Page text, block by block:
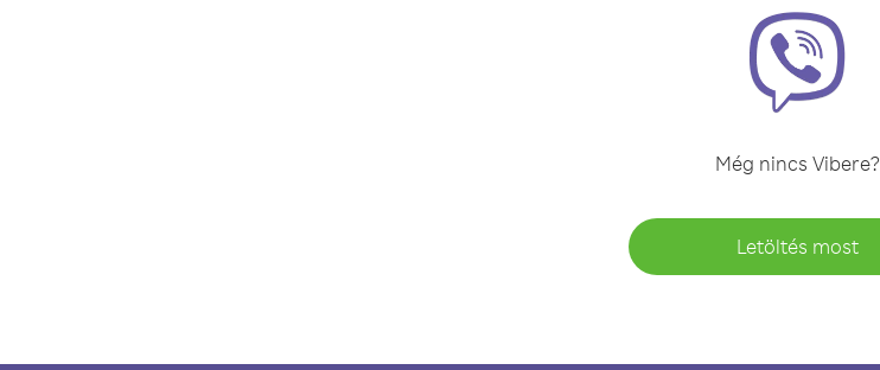
Még nincs Vibere?
Letöltés most